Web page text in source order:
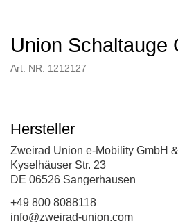
Union Schaltauge
Art. NR: 1212127
Hersteller
Zweirad Union e-Mobility GmbH
Kyselhäuser Str. 23
DE 06526 Sangerhausen
+49 800 8088118
info@zweirad-union.com